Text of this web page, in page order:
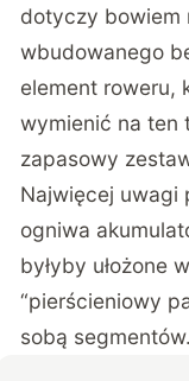
dotyczy bowiem
wbudowanego
element roweru,
wymienić na ten
zapasowy
Najwięcej uwagi
ogniwa
byłyby ułożone
“pierścieniowy
sobą segmentów.